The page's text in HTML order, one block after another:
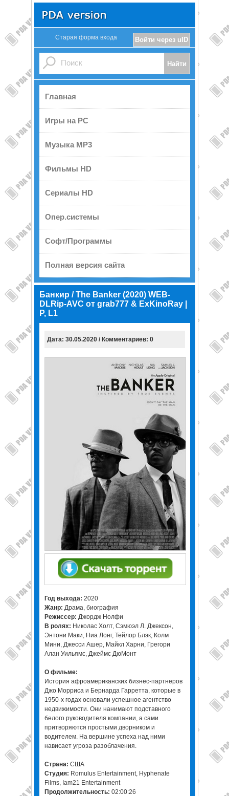
Войти через uID
Старая форма входа
Главная
Игры на PC
Музыка MP3
Фильмы HD
Сериалы HD
Опер.системы
Софт/Программы
Полная версия сайта
Банкир / The Banker (2020) WEB-
DLRip-AVC от grab777 & ExKinoRay |
P, L1
Дата: 30.05.2020 / Комментариев: 0
Год выхода: 2020
Жанр: Драма, биография
Режиссер: Джордж Нолфи
В ролях: Николас Холт, Сэмюэл Л. Джексон,
Энтони Маки, Ниа Лонг, Тейлор Блэк, Колм
Мини, Джесси Ашер, Майкл Харни, Грегори
Алан Уильямс, Джеймс ДюМонт
О фильме:
История афроамериканских бизнес-партнеров
Джо Морриса и Бернарда Гарретта, которые в
1950-х годах основали успешное агентство
недвижимости. Они нанимают подставного
белого руководителя компании, а сами
притворяются простыми дворником и
водителем. На вершине успеха над ними
нависает угроза разоблачения.
Страна: США
Студия: Romulus Entertainment, Hyphenate
Films, Iam21 Entertainment
Продолжительность: 02:00:26